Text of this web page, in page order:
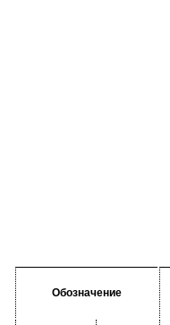
Обозначение